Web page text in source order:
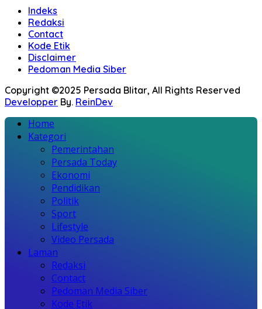
Indeks
Redaksi
Contact
Kode Etik
Disclaimer
Pedoman Media Siber
Copyright ©2025 Persada Blitar, All Rights Reserved
Developper By. ReinDev
Home
Kategori
Pemerintahan
Persada Today
Ekonomi
Pendidikan
Politik
Sport
Lifestyle
Video Persada
Laman
Redaksi
Contact
Pedoman Media Siber
Kode Etik